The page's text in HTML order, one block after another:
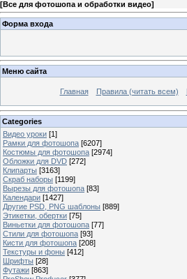
[Все для фотошопа и обработки видео]
Форма входа
Меню сайта
Главная Правила (читать всем)
Categories
Видео уроки [1]
Рамки для фотошопа [6207]
Костюмы для фотошопа [2974]
Обложки для DVD [272]
Клипарты [3163]
Скраб наборы [1199]
Вырезы для фотошопа [83]
Календари [1427]
Другие PSD, PNG шаблоны [889]
Этикетки, обертки [75]
Виньетки для фотошопа [77]
Стили для фотошопа [93]
Кисти для фотошопа [208]
Текстуры и фоны [412]
Шрифты [28]
Футажи [863]